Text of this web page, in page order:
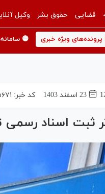
قضایی حقوق بشر وکیل
پرونده‌های ویژه خبری 🟡
23 اسفند 1403 کد خبر:
ثبت اسناد رسمی